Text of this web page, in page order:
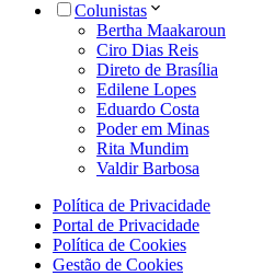
Colunistas
Bertha Maakaroun
Ciro Dias Reis
Direto de Brasília
Edilene Lopes
Eduardo Costa
Poder em Minas
Rita Mundim
Valdir Barbosa
Política de Privacidade
Portal de Privacidade
Política de Cookies
Gestão de Cookies